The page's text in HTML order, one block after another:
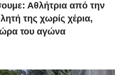
Αθλήτρια από την
της χωρίς χέρια,
του αγώνα